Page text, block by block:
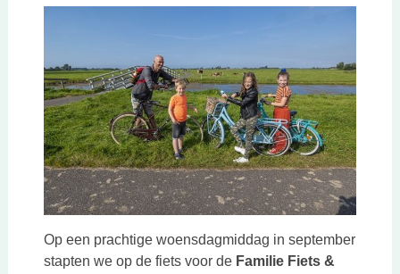
Op een prachtige woensdagmiddag in september
stapten we op de fiets voor de Familie Fiets &